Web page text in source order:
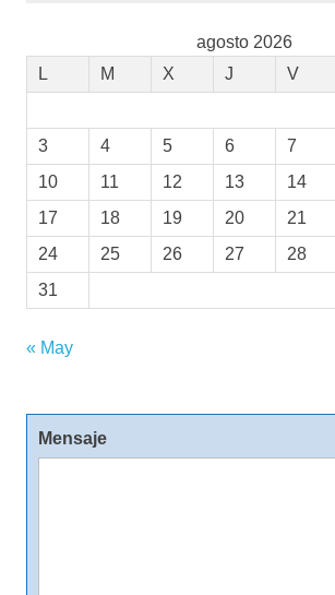
agosto 2026
L
M X J V
3
4 5 6 7
10
11 12 13 14
17
18 19 20 21
24
25 26 27 28
31
« May
Mensaje